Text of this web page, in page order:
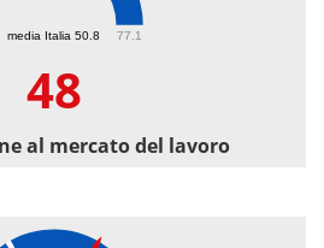
media Italia 50.8 77.1
48
al mercato del lavoro